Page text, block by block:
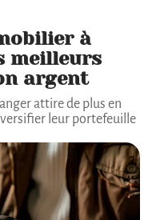
à
meilleurs
argent
attire de plus en
leur portefeuille